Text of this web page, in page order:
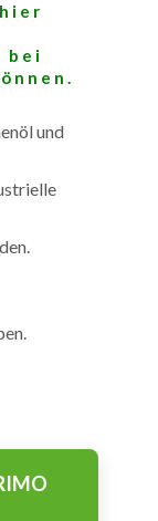
bei
und